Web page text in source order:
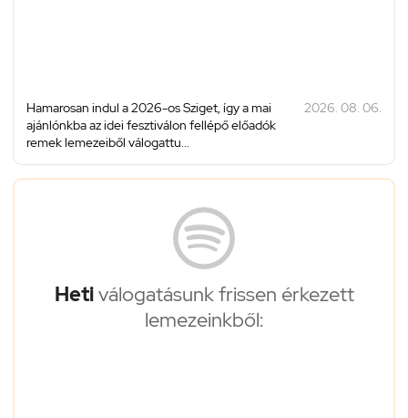
Hamarosan indul a 2026-os Sziget, így a mai
ajánlónkba az idei fesztiválon fellépő előadók
remek lemezeiből válogattu...
2026. 08. 06.
Hetiválogatásunk frissen érkezett
lemezeinkből: